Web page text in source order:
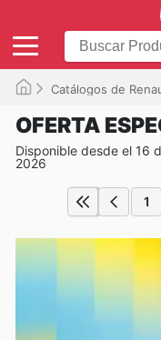
Catálogos de
OFERTA
Disponible desde el 16
2026
1